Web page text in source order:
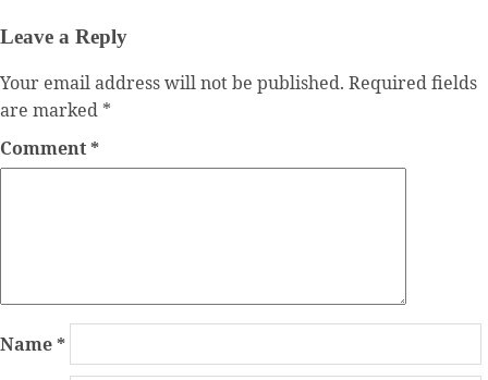
Leave a Reply
Your email address will not be published. Required fields
are marked *
Comment*
Name*